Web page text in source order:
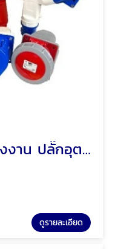
ปลั๊กเพาเวอร์ ปลั๊กโรงงาน ปลั๊กอุตสาหกรรม พัทยา ชลบุรี
ดูรายละเอียด